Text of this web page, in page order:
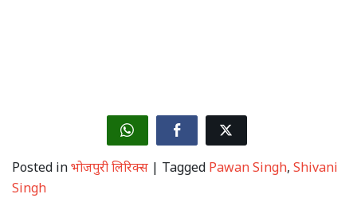
Posted inभोजपुरी लिरिक्स | Tagged Pawan Singh, Shivani
Singh